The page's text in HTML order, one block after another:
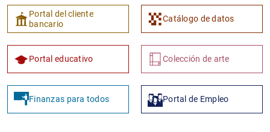
Portal del cliente
bancario
Catálogo de datos
Portal educativo Colección de arte
Finanzas para todos Portal de Empleo